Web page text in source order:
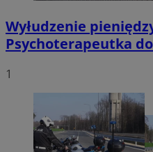
Wyłudzenie
Psychoterapeutka
1